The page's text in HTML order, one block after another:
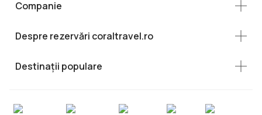
Companie
Despre rezervări coraltravel.ro
Destinații populare